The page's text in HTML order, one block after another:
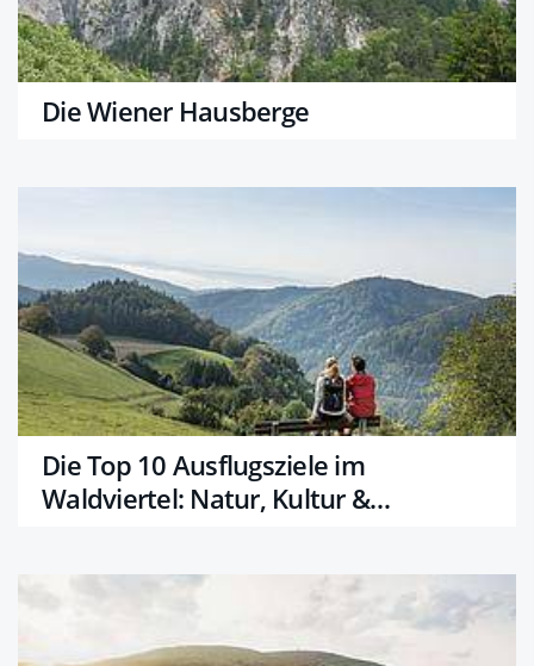
Die Wiener Hausberge
Die Top 10 Ausflugsziele im
Waldviertel: Natur, Kultur &